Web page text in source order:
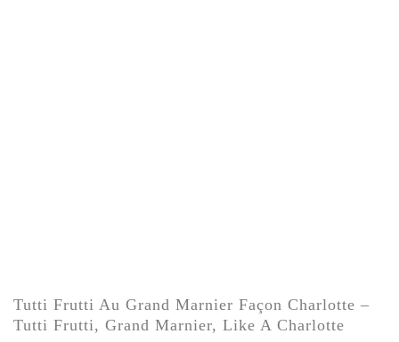
Tutti Frutti Au Grand Marnier Façon Charlotte –
Tutti Frutti, Grand Marnier, Like A Charlotte